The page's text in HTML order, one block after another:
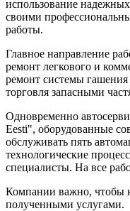
использование
своими
работы.
Главное направление
ремонт легкового и
ремонт системы
торговля запасными
Одновременно
Eesti", оборудованные
обслуживать пять
технологические
специалисты. На все
Компании важно, чтобы
полученными услугами.